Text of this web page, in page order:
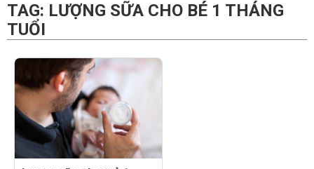
TAG: LƯỢNG SỮA CHO BÉ 1 THÁNG
TUỔI